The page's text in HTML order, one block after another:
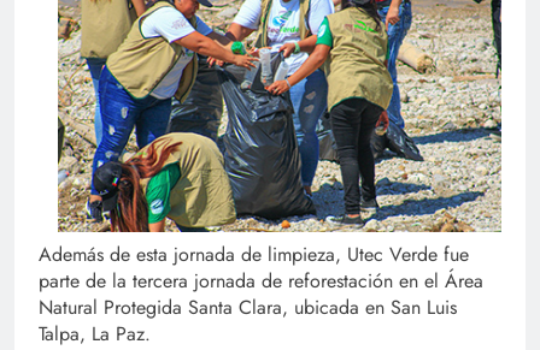
Además de esta jornada de limpieza, Utec Verde fue
parte de la tercera jornada de reforestación en el Área
Natural Protegida Santa Clara, ubicada en San Luis
Talpa, La Paz.